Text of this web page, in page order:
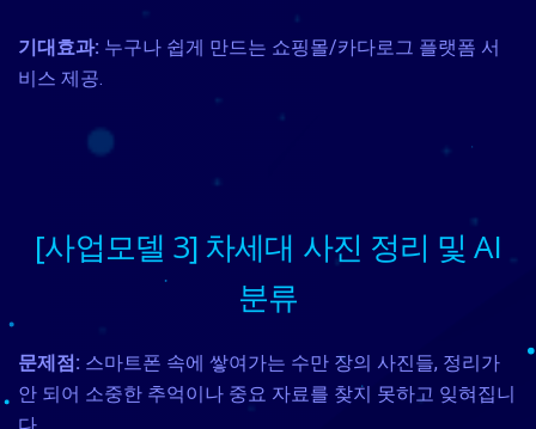
기대효과: 누구나 쉽게 만드는 쇼핑몰/카다로그 플랫폼 서
비스 제공.
[사업모델 3] 차세대 사진 정리 및 AI
분류
문제점: 스마트폰 속에 쌓여가는 수만 장의 사진들, 정리가
안 되어 소중한 추억이나 중요 자료를 찾지 못하고 잊혀집니